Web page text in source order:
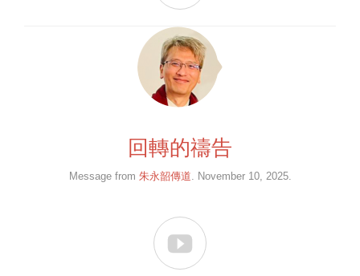
回轉的禱告
Message from 朱永韶傳道 . November 10, 2025.
